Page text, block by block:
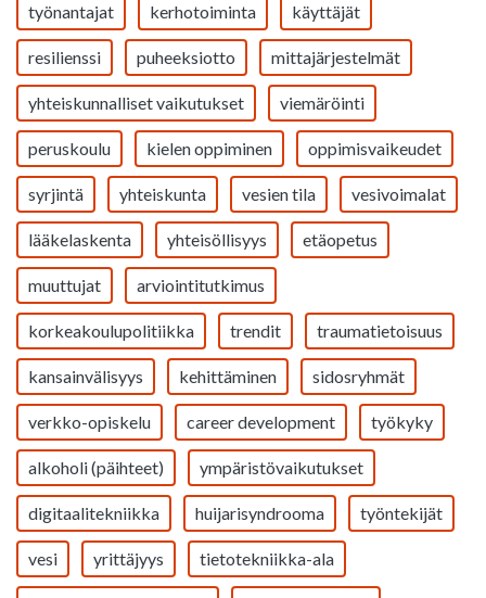
työnantajat kerhotoiminta käyttäjät
resilienssi puheeksiotto mittajärjestelmät
yhteiskunnalliset vaikutukset viemäröinti
peruskoulu kielen oppiminen oppimisvaikeudet
syrjintä yhteiskunta vesien tila vesivoimalat
lääkelaskenta yhteisöllisyys etäopetus
muuttujat arviointitutkimus
korkeakoulupolitiikka trendit traumatietoisuus
kansainvälisyys kehittäminen sidosryhmät
verkko-opiskelu career development työkyky
alkoholi (päihteet) ympäristövaikutukset
digitaalitekniikka huijarisyndrooma työntekijät
vesi yrittäjyys tietotekniikka-ala